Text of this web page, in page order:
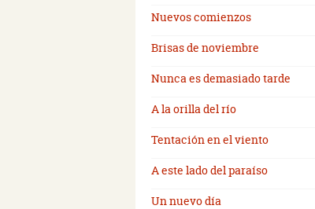
Nuevos comienzos
Brisas de noviembre
Nunca es demasiado tarde
A la orilla del río
Tentación en el viento
A este lado del paraíso
Un nuevo día